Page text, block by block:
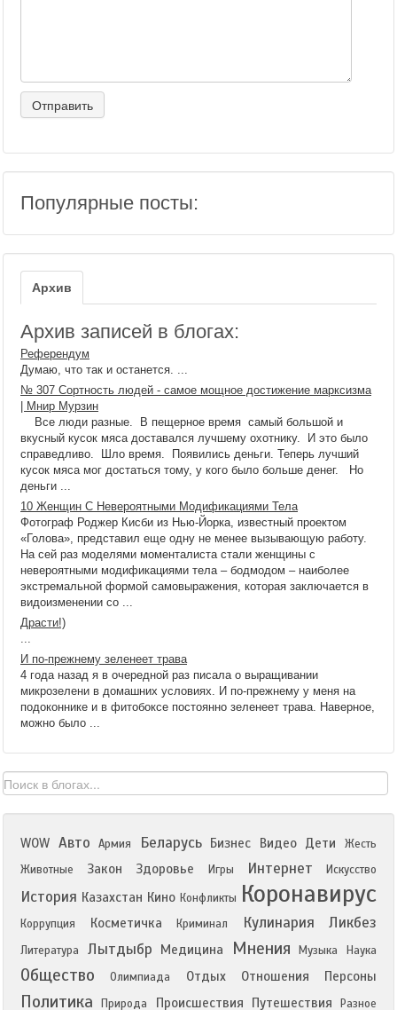
Популярные посты:
Архив
Архив записей в блогах:
Референдум
Думаю, что так и останется. ...
№ 307 Сортность людей - самое мощное достижение марксизма
| Мнир Мурзин
Все люди разные. В пещерное время самый большой и
вкусный кусок мяса доставался лучшему охотнику. И это было
справедливо. Шло время. Появились деньги. Теперь лучший
кусок мяса мог достаться тому, у кого было больше денег. Но
деньги ...
10 Женщин С Невероятными Модификациями Тела
Фотограф Роджер Кисби из Нью-Йорка, известный проектом
«Голова», представил еще одну не менее вызывающую работу.
На сей раз моделями моменталиста стали женщины с
невероятными модификациями тела – бодмодом – наиболее
экстремальной формой самовыражения, которая заключается в
видоизменении со ...
Драсти!)
...
И по-прежнему зеленеет трава
4 года назад я в очередной раз писала о выращивании
микрозелени в домашних условиях. И по-прежнему у меня на
подоконнике и в фитобоксе постоянно зеленеет трава. Наверное,
можно было ...
WOW Авто Армия Беларусь Бизнес Видео Дети
Жесть
Животные
Закон Здоровье Игры Интернет Искусство
История Казахстан Кино Конфликты Коронавирус
Коррупция Косметичка Криминал Кулинария Ликбез
Литература Лытдыбр Медицина Мнения Музыка Наука
Общество Олимпиада Отдых Отношения Персоны
Политика Природа Происшествия Путешествия Разное